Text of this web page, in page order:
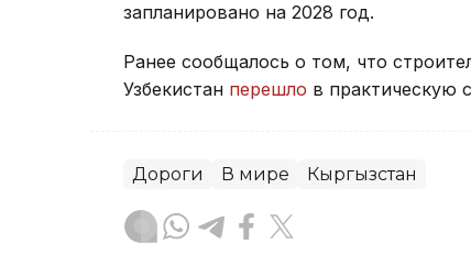
запланировано на 2028 год.
Ранее сообщалось о том, что
Узбекистан перешло в практическую
Дороги В мире Кыргызстан